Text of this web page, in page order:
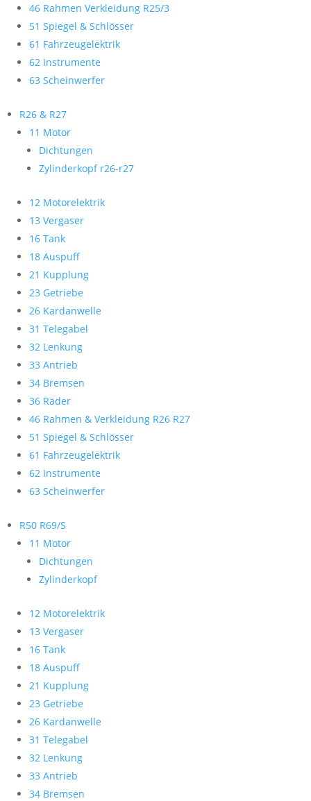
46 Rahmen Verkleidung R25/3
51 Spiegel & Schlösser
61 Fahrzeugelektrik
62 Instrumente
63 Scheinwerfer
R26 & R27
11 Motor
Dichtungen
Zylinderkopf r26-r27
12 Motorelektrik
13 Vergaser
16 Tank
18 Auspuff
21 Kupplung
23 Getriebe
26 Kardanwelle
31 Telegabel
32 Lenkung
33 Antrieb
34 Bremsen
36 Räder
46 Rahmen & Verkleidung R26 R27
51 Spiegel & Schlösser
61 Fahrzeugelektrik
62 Instrumente
63 Scheinwerfer
R50 R69/S
11 Motor
Dichtungen
Zylinderkopf
12 Motorelektrik
13 Vergaser
16 Tank
18 Auspuff
21 Kupplung
23 Getriebe
26 Kardanwelle
31 Telegabel
32 Lenkung
33 Antrieb
34 Bremsen